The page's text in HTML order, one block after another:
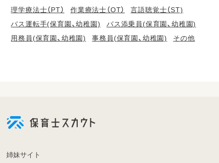
理学療法士（PT）
作業療法士（OT）
言語聴覚士（ST)
バス運転手(保育園、幼稚園)
バス添乗員(保育園、幼稚園)
用務員(保育園、幼稚園)
事務員(保育園、幼稚園) その他
登
姉妹サイト